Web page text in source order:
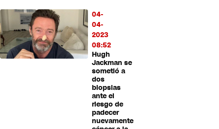
04-
04-
2023
08:52
Hugh
Jackman se
sometió a
dos
biopsias
ante el
riesgo de
padecer
nuevamente